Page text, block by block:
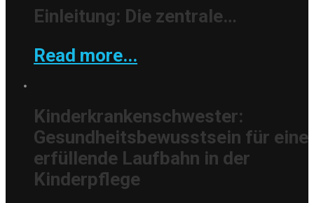
Einleitung: Die zentrale…
Read more...
Kinderkrankenschwester:
Gesundheitsbewusstsein für eine
erfüllende Laufbahn in der
Kinderpflege